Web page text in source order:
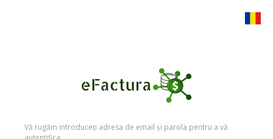
Vă rugăm introduceți adresa de email și parola pentru a vă